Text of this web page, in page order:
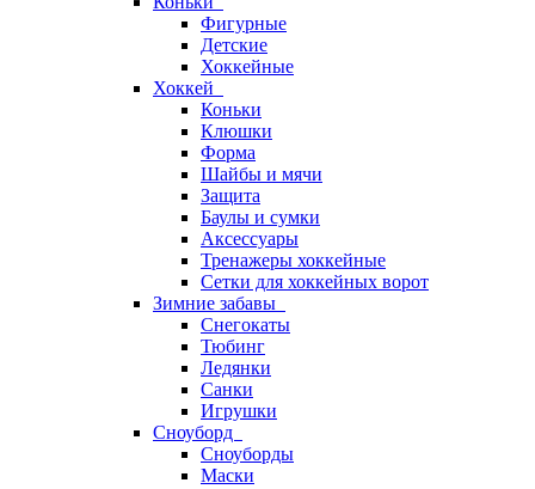
Фигурные
Детские
Хоккейные
Хоккей
Коньки
Клюшки
Форма
Шайбы и мячи
Защита
Баулы и сумки
Аксессуары
Тренажеры хоккейные
Сетки для хоккейных ворот
Зимние забавы
Снегокаты
Тюбинг
Ледянки
Санки
Игрушки
Сноуборд
Сноуборды
Маски